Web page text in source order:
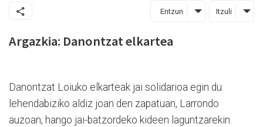
Entzun Itzuli
Argazkia: Danontzat elkartea
Danontzat Loiuko elkarteak jai solidarioa egin du
lehendabiziko aldiz joan den zapatuan, Larrondo
auzoan, hango jai-batzordeko kideen laguntzarekin.